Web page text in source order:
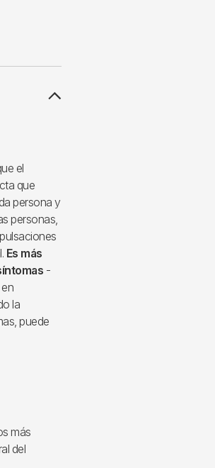
el
que
persona y
personas,
Es más
-
la
puede
más
del